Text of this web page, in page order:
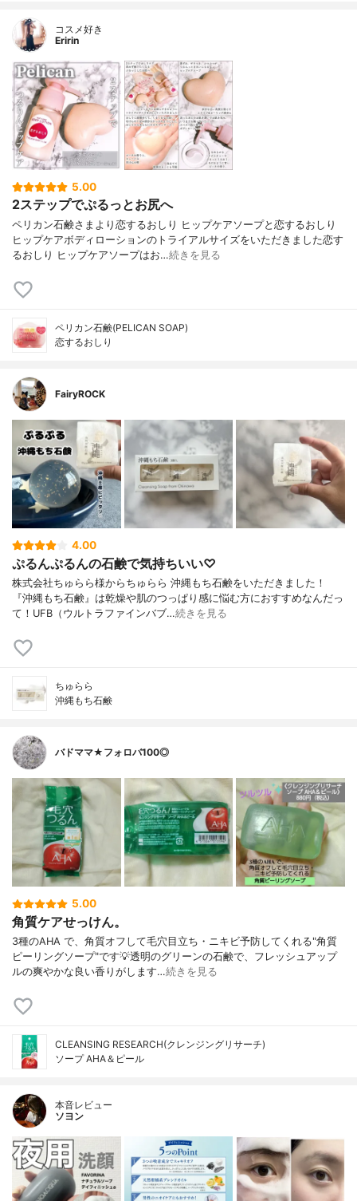
コスメ好き
Eririn
5.00
2ステップでぷるっとお尻へ
ペリカン石鹸さまより恋するおしり ヒップケアソープと恋するおしり
ヒップケアボディローションのトライアルサイズをいただきました恋す
るおしり ヒップケアソープはお…続きを見る
ペリカン石鹸(PELICAN SOAP)
恋するおしり
FairyROCK
4.00
ぷるんぷるんの石鹸で気持ちいい♡
株式会社ちゅらら様からちゅらら 沖縄もち石鹸をいただきました！
『沖縄もち石鹸』は乾燥や肌のつっぱり感に悩む方におすすめなんだっ
て！UFB（ウルトラファインバブ…続きを見る
ちゅらら
沖縄もち石鹸
バドママ★フォロバ100◎
5.00
角質ケアせっけん。
3種のAHA で、角質オフして毛穴目立ち・ニキビ予防してくれる"角質
ピーリングソープ"です💡透明のグリーンの石鹸で、フレッシュアップ
ルの爽やかな良い香りがします…続きを見る
CLEANSING RESEARCH(クレンジングリサーチ)
ソープ AHA＆ピール
本音レビュー
ソヨン